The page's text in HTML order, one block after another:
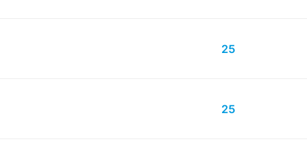
25
25